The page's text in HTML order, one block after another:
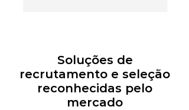
Soluções de
recrutamento e seleção
reconhecidas pelo
mercado